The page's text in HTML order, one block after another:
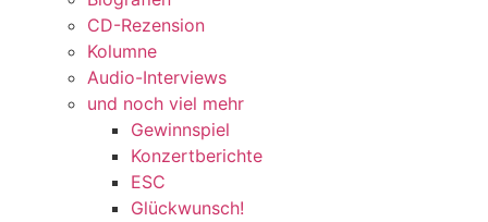
CD-Rezension
Kolumne
Audio-Interviews
und noch viel mehr
Gewinnspiel
Konzertberichte
ESC
Glückwunsch!